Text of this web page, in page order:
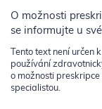
O možnosti
se informujte u
Tento text není určen
používání
o možnosti
specialistou.